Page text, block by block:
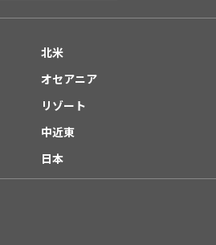
北米
オセアニア
リゾート
中近東
日本